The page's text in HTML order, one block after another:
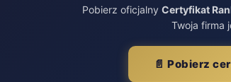
Pobierz oficjalny Certyfikat
Twoja firma
📄 Pobierz